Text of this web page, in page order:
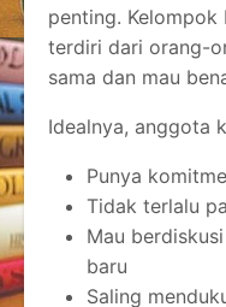
penting.
terdiri dari orang-
sama dan mau
Idealnya, anggota
Punya
Tidak terlalu
Mau
baru
Saling